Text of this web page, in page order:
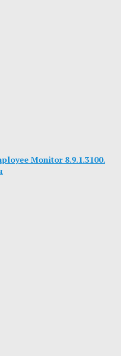
Monitor 8.9.1.3100.